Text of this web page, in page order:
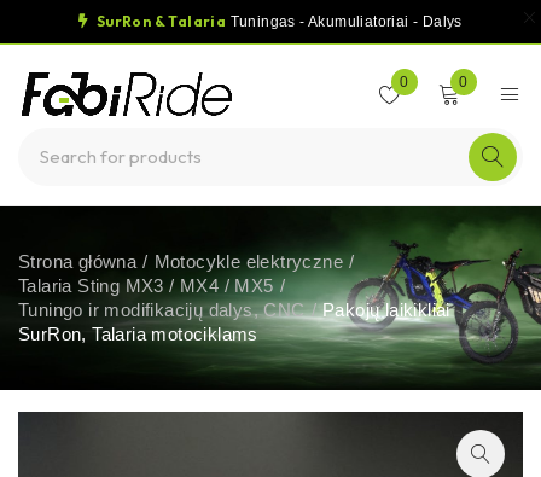
SurRon & Talaria Tuningas - Akumuliatoriai - Dalys
0 0
Strona główna / Motocykle elektryczne /
Talaria Sting MX3 / MX4 / MX5 /
Tuningo ir modifikacijų dalys, CNC / Pakojų laikikliai
SurRon, Talaria motociklams